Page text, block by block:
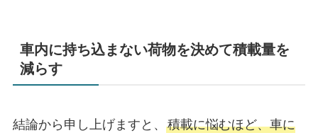
車内に持ち込まない荷物を決めて積載量を
減らす
結論から申し上げますと、 積載に悩むほど、車に